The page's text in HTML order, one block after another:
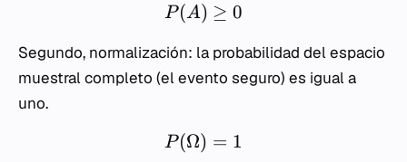
P(A) ≥ 0
Segundo, normalización: la probabilidad del espacio
muestral completo (el evento seguro) es igual a
uno.
P (Ω) = 1